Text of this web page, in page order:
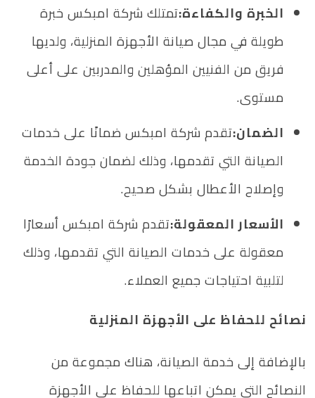
الخبرة والكفاءة:تمتلك شركة امبكس خبرة
طويلة في مجال صيانة الأجهزة المنزلية، ولديها
فريق من الفنيين المؤهلين والمدربين على أعلى
مستوى.
الضمان:تقدم شركة امبكس ضمانًا على خدمات
الصيانة التي تقدمها، وذلك لضمان جودة الخدمة
وإصلاح الأعطال بشكل صحيح.
الأسعار المعقولة:تقدم شركة امبكس أسعارًا
معقولة على خدمات الصيانة التي تقدمها، وذلك
لتلبية احتياجات جميع العملاء.
نصائح للحفاظ على الأجهزة المنزلية
بالإضافة إلى خدمة الصيانة، هناك مجموعة من
النصائح التي يمكن اتباعها للحفاظ على الأجهزة